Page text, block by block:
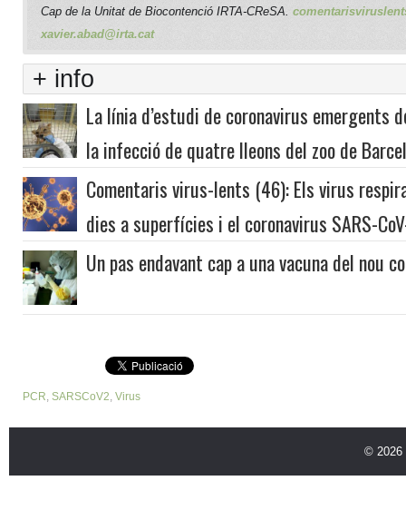
Cap de la Unitat de Biocontenció IRTA-CReSA.
xavier.abad@irta.cat
+ info
La línia d’estudi de coronavirus emergents
la infecció de quatre lleons del zoo de
Comentaris virus-lents (46): Els virus
dies a superfícies i el coronavirus SARS-
Un pas endavant cap a una vacuna del nou
PCR, SARSCoV2, Virus
© 2026